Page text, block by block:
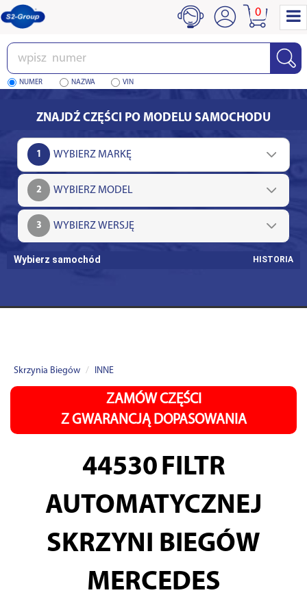
Wpisz
numer
NUMER NAZWA VIN
0
ZNAJDŹ CZĘŚCI PO MODELU SAMOCHODU
1
2
3
Wybierz samochód HISTORIA
Skrzynia Biegów INNE
ZAMÓW CZĘŚCI
Z GWARANCJĄ DOPASOWANIA
44530 FILTR
AUTOMATYCZNEJ
SKRZYNI BIEGÓW
MERCEDES